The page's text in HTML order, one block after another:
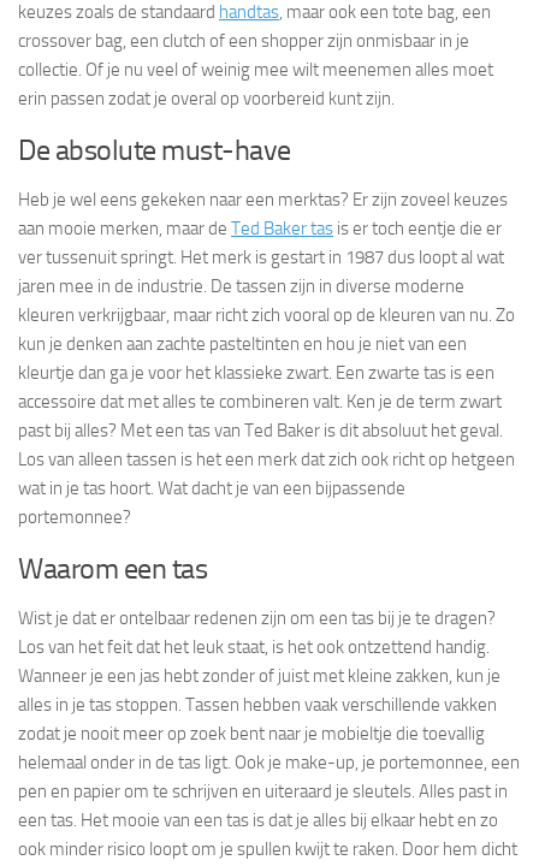
keuzes zoals de standaard handtas, maar ook een tote bag, een
crossover bag, een clutch of een shopper zijn onmisbaar in je
collectie. Of je nu veel of weinig mee wilt meenemen alles moet
erin passen zodat je overal op voorbereid kunt zijn.
De absolute must-have
Heb je wel eens gekeken naar een merktas? Er zijn zoveel keuzes
aan mooie merken, maar de Ted Baker tas is er toch eentje die er
ver tussenuit springt. Het merk is gestart in 1987 dus loopt al wat
jaren mee in de industrie. De tassen zijn in diverse moderne
kleuren verkrijgbaar, maar richt zich vooral op de kleuren van nu. Zo
kun je denken aan zachte pasteltinten en hou je niet van een
kleurtje dan ga je voor het klassieke zwart. Een zwarte tas is een
accessoire dat met alles te combineren valt. Ken je de term zwart
past bij alles? Met een tas van Ted Baker is dit absoluut het geval.
Los van alleen tassen is het een merk dat zich ook richt op hetgeen
wat in je tas hoort. Wat dacht je van een bijpassende
portemonnee?
Waarom een tas
Wist je dat er ontelbaar redenen zijn om een tas bij je te dragen?
Los van het feit dat het leuk staat, is het ook ontzettend handig.
Wanneer je een jas hebt zonder of juist met kleine zakken, kun je
alles in je tas stoppen. Tassen hebben vaak verschillende vakken
zodat je nooit meer op zoek bent naar je mobieltje die toevallig
helemaal onder in de tas ligt. Ook je make-up, je portemonnee, een
pen en papier om te schrijven en uiteraard je sleutels. Alles past in
een tas. Het mooie van een tas is dat je alles bij elkaar hebt en zo
ook minder risico loopt om je spullen kwijt te raken. Door hem dicht